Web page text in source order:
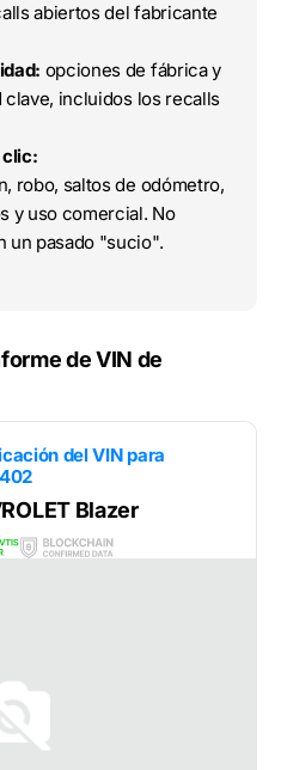
abiertos del fabricante
opciones de fábrica y
clave, incluidos los recalls
clic:
robo, saltos de odómetro,
y uso comercial. No
un pasado "sucio".
de VIN de
del VIN para
Blazer